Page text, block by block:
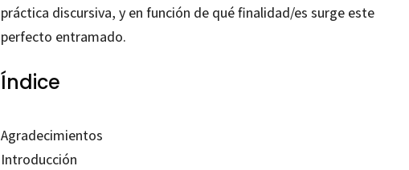
práctica discursiva, y en función de qué finalidad/es surge este
perfecto entramado.
Índice
Agradecimientos
Introducción